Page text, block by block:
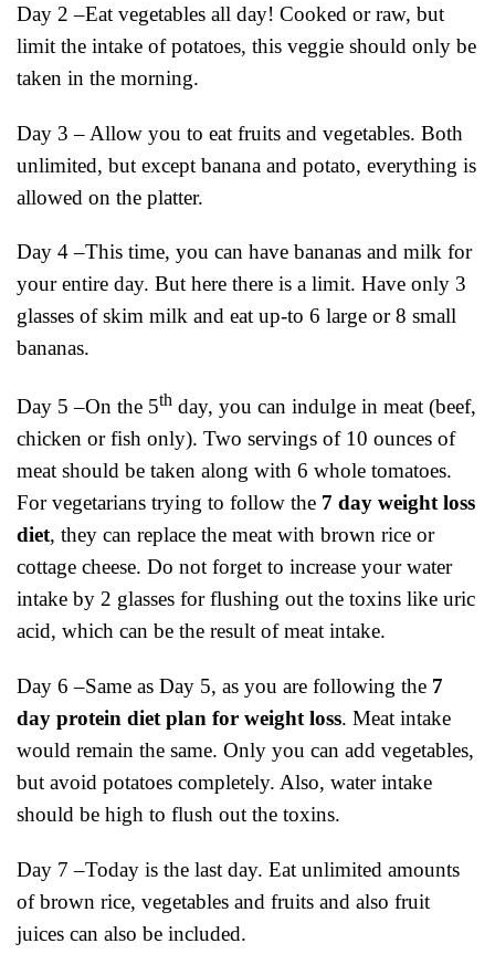
Day 2 –Eat vegetables all day! Cooked or raw, but
limit the intake of potatoes, this veggie should only be
taken in the morning.
Day 3 – Allow you to eat fruits and vegetables. Both
unlimited, but except banana and potato, everything is
allowed on the platter.
Day 4 –This time, you can have bananas and milk for
your entire day. But here there is a limit. Have only 3
glasses of skim milk and eat up-to 6 large or 8 small
bananas.
Day 5 –On the 5th day, you can indulge in meat (beef,
chicken or fish only). Two servings of 10 ounces of
meat should be taken along with 6 whole tomatoes.
For vegetarians trying to follow the 7 day weight loss
diet, they can replace the meat with brown rice or
cottage cheese. Do not forget to increase your water
intake by 2 glasses for flushing out the toxins like uric
acid, which can be the result of meat intake.
Day 6 –Same as Day 5, as you are following the 7
day protein diet plan for weight loss. Meat intake
would remain the same. Only you can add vegetables,
but avoid potatoes completely. Also, water intake
should be high to flush out the toxins.
Day 7 –Today is the last day. Eat unlimited amounts
of brown rice, vegetables and fruits and also fruit
juices can also be included.